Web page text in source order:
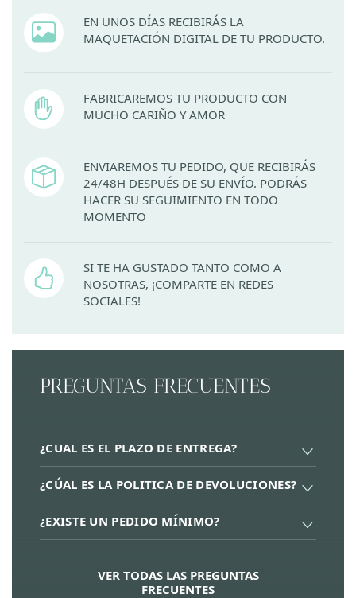
EN UNOS DÍAS RECIBIRÁS LA
MAQUETACIÓN DIGITAL DE TU PRODUCTO.
FABRICAREMOS TU PRODUCTO CON
MUCHO CARIÑO Y AMOR
ENVIAREMOS TU PEDIDO, QUE RECIBIRÁS
24/48H DESPUÉS DE SU ENVÍO. PODRÁS
HACER SU SEGUIMIENTO EN TODO
MOMENTO
SI TE HA GUSTADO TANTO COMO A
NOSOTRAS, ¡COMPARTE EN REDES
SOCIALES!
PREGUNTAS FRECUENTES
¿CUAL ES EL PLAZO DE ENTREGA?
¿CÚAL ES LA POLITICA DE DEVOLUCIONES?
¿EXISTE UN PEDIDO MÍNIMO?
VER TODAS LAS PREGUNTAS
FRECUENTES